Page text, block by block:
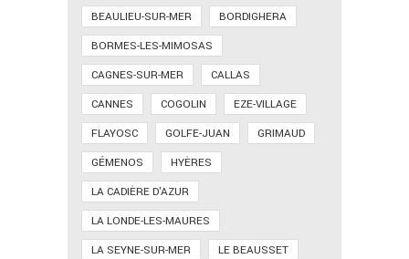
BEAULIEU-SUR-MER
BORDIGHERA
BORMES-LES-MIMOSAS
CAGNES-SUR-MER
CALLAS
CANNES
COGOLIN
EZE-VILLAGE
FLAYOSC
GOLFE-JUAN
GRIMAUD
GÉMENOS
HYÈRES
LA CADIÈRE D'AZUR
LA LONDE-LES-MAURES
LA SEYNE-SUR-MER
LE BEAUSSET